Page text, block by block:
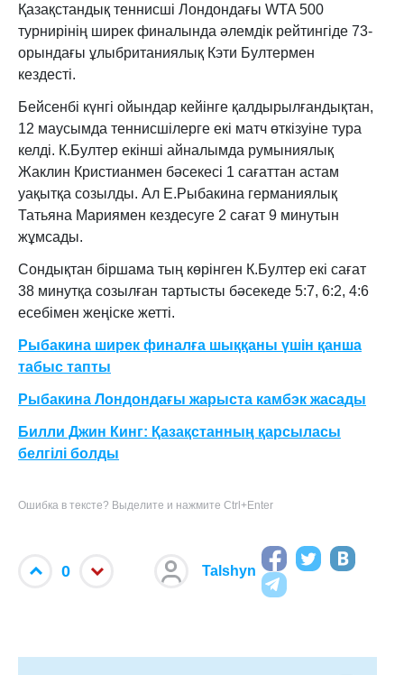
Қазақстандық теннисші Лондондағы WTA 500
турнирінің ширек финалында әлемдік рейтингіде 73-
орындағы ұлыбританиялық Кэти Бултермен
кездесті.
Бейсенбі күнгі ойындар кейінге қалдырылғандықтан,
12 маусымда теннисшілерге екі матч өткізуіне тура
келді. К.Бултер екінші айналымда румыниялық
Жаклин Кристианмен бәсекесі 1 сағаттан астам
уақытқа созылды. Ал Е.Рыбакина германиялық
Татьяна Мариямен кездесуге 2 сағат 9 минутын
жұмсады.
Сондықтан біршама тың көрінген К.Бултер екі сағат
38 минутқа созылған тартысты бәсекеде 5:7, 6:2, 4:6
есебімен жеңіске жетті.
Рыбакина ширек финалға шыққаны үшін қанша
табыс тапты
Рыбакина Лондондағы жарыста камбэк жасады
Билли Джин Кинг: Қазақстанның қарсыласы
белгілі болды
Ошибка в тексте? Выделите и нажмите Ctrl+Enter
0 Talshyn